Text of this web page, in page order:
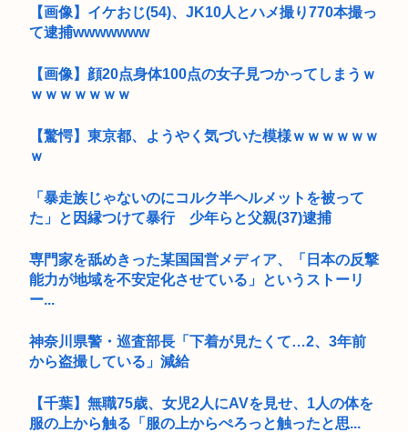
【画像】イケおじ(54)、JK10人とハメ撮り770本撮っ
て逮捕wwwwwww
【画像】顔20点身体100点の女子見つかってしまうｗ
ｗｗｗｗｗｗｗ
【驚愕】東京都、ようやく気づいた模様ｗｗｗｗｗｗ
ｗ
「暴走族じゃないのにコルク半ヘルメットを被って
た」と因縁つけて暴行 少年らと父親(37)逮捕
専門家を舐めきった某国国営メディア、「日本の反撃
能力が地域を不安定化させている」というストーリ
ー...
神奈川県警・巡査部長「下着が見たくて…2、3年前
から盗撮している」減給
【千葉】無職75歳、女児2人にAVを見せ、1人の体を
服の上から触る「服の上からぺろっと触ったと思...